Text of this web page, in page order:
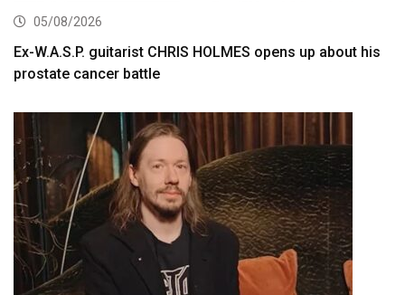
05/08/2026
Ex-W.A.S.P. guitarist CHRIS HOLMES opens up about his
prostate cancer battle